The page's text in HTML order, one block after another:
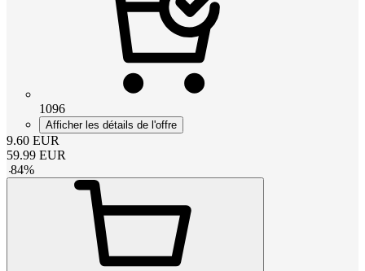
1096
Afficher les détails de l'offre
9.60 EUR
59.99 EUR
-84%